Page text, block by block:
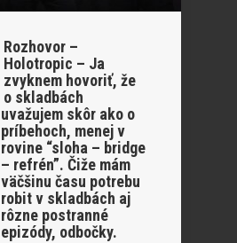
Rozhovor –
Holotropic – Ja
zvyknem hovoriť, že
o skladbách
uvažujem skôr ako o
príbehoch, menej v
rovine “sloha – bridge
– refrén”. Čiže mám
väčšinu času potrebu
robit v skladbách aj
rôzne postranné
epizódy, odbočky.